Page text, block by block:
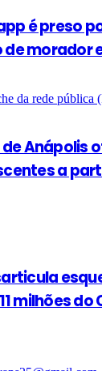
é preso
morador
Anápolis
a
milhões